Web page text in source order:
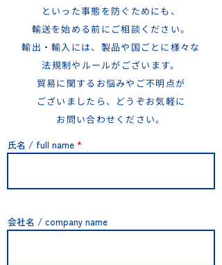
といった事態を防ぐためにも、
輸送を始める前にご相談ください。
輸出・輸入には、製品や国ごとに様々な
法規制やルールがございます。
​貿易に関するお悩みやご不明点が
ございましたら、どうぞお気軽に
お問い合わせください。
氏名 / full name
会社名 / company name